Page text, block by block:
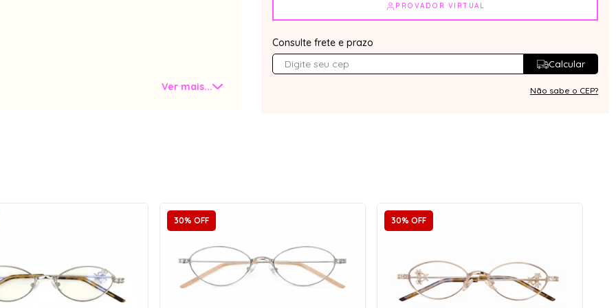
Haste
14,7 cm
Ver mais...
PROVADOR VIRTUAL
Consulte frete e prazo
Calcular
Não sabe o CEP?
30% OFF 30% OFF